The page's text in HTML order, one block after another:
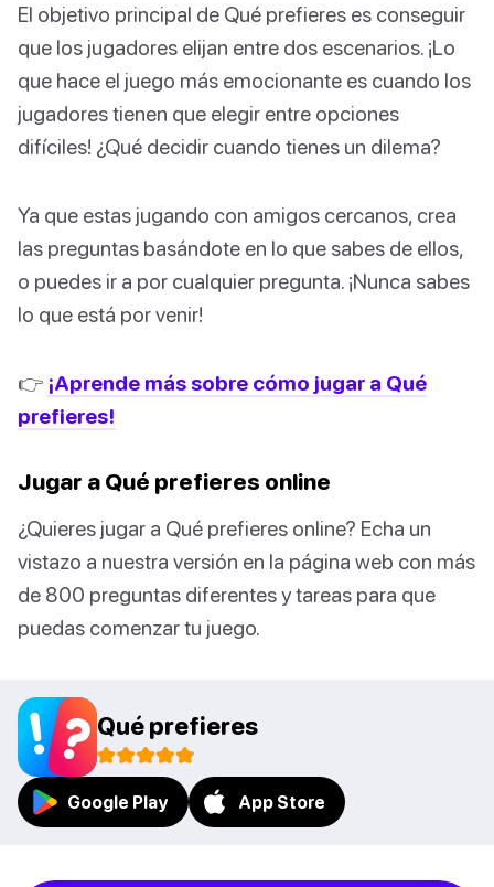
El objetivo principal de Qué prefieres es conseguir
que los jugadores elijan entre dos escenarios. ¡Lo
que hace el juego más emocionante es cuando los
jugadores tienen que elegir entre opciones
difíciles! ¿Qué decidir cuando tienes un dilema?
Ya que estas jugando con amigos cercanos, crea
las preguntas basándote en lo que sabes de ellos,
o puedes ir a por cualquier pregunta. ¡Nunca sabes
lo que está por venir!
👉 ¡Aprende más sobre cómo jugar a Qué
prefieres!
Jugar a Qué prefieres online
¿Quieres jugar a Qué prefieres online? Echa un
vistazo a nuestra versión en la página web con más
de 800 preguntas diferentes y tareas para que
puedas comenzar tu juego.
Qué prefieres
Google Play App Store